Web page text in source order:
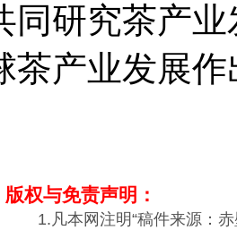
同研究茶产
茶产业发展
版权与免责声明：
1.凡本网注明“稿件来源：赤